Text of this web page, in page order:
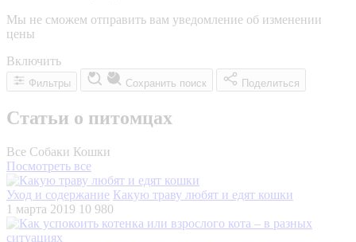
Мы не сможем отправить вам уведомление об изменении
цены
Включить
Фильтры Сохранить поиск Поделиться
Статьи о питомцах
Все Собаки Кошки
Посмотреть все
Уход и содержание Какую траву любят и едят кошки
1 марта 2019 10 980